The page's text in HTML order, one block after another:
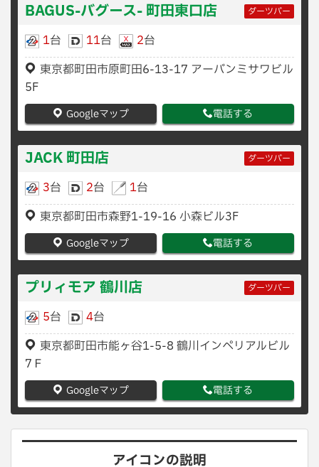
BAGUS-バグース- 町田東口店 ダーツバー
1台 11台 2台
東京都町田市原町田6-13-17 アーバンミサワビル
5F
Googleマップ 電話する
JACK 町田店 ダーツバー
3台 2台 1台
東京都町田市森野1-19-16 小森ビル3F
Googleマップ 電話する
プリィモア 鶴川店 ダーツバー
5台 4台
東京都町田市能ヶ谷1-5-8 鶴川インペリアルビル
7Ｆ
Googleマップ 電話する
アイコンの説明